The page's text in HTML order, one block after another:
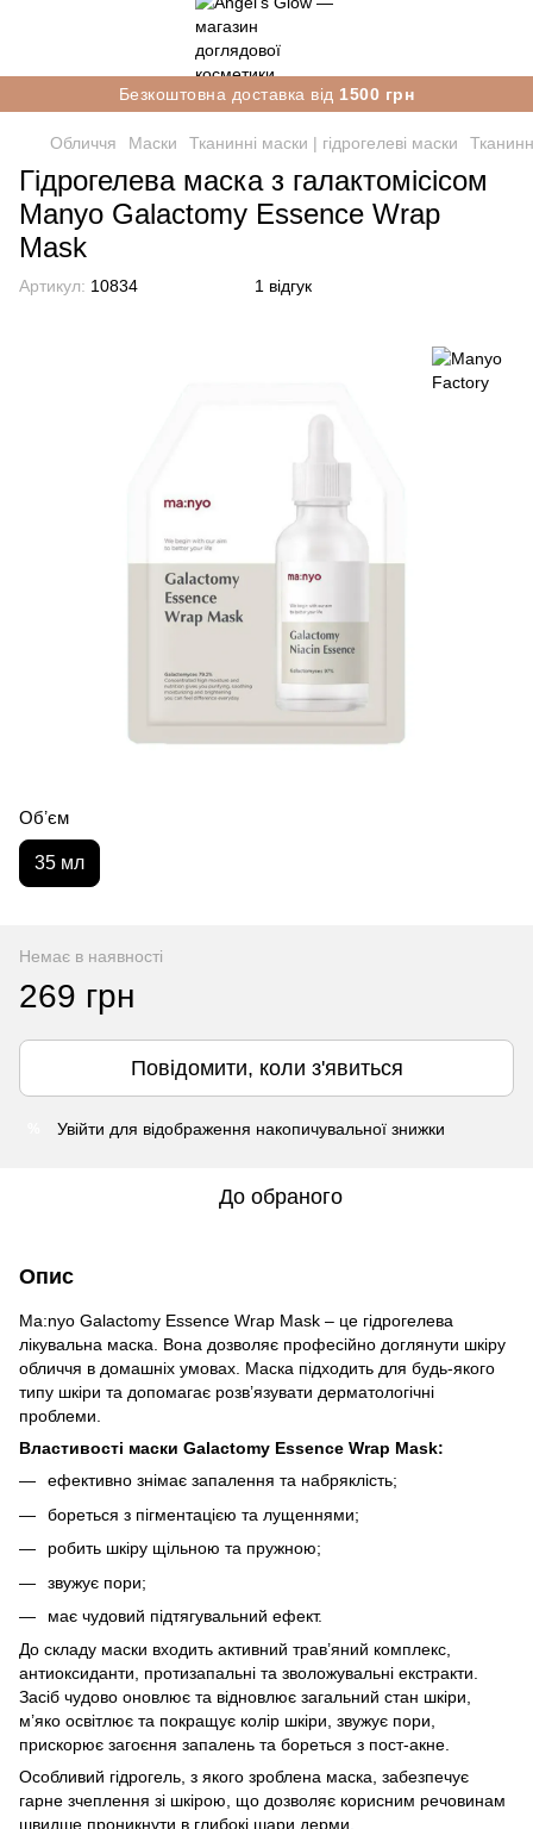
Безкоштовна доставка від 1500 грн
Обличчя Маски Тканинні маски | гідрогелеві маски
Гідрогелева маска з галактомісісом
Manyo Galactomy Essence Wrap
Mask
Артикул: 10834 1 відгук
Обʼєм
35 мл
Немає в наявності
269 грн
Повідомити, коли з'явиться
Увійти для відображення накопичувальної знижки
До обраного
Опис
Ma:nyo Galactomy Essence Wrap Mask – це гідрогелева
лікувальна маска. Вона дозволяє професійно доглянути шкіру
обличчя в домашніх умовах. Маска підходить для будь-якого
типу шкіри та допомагає розв’язувати дерматологічні
проблеми.
Властивості маски Galactomy Essence Wrap Mask:
ефективно знімає запалення та набряклість;
бореться з пігментацією та лущеннями;
робить шкіру щільною та пружною;
звужує пори;
має чудовий підтягувальний ефект.
До складу маски входить активний трав’яний комплекс,
антиоксиданти, протизапальні та зволожувальні екстракти.
Засіб чудово оновлює та відновлює загальний стан шкіри,
м’яко освітлює та покращує колір шкіри, звужує пори,
прискорює загоєння запалень та бореться з пост-акне.
Особливий гідрогель, з якого зроблена маска, забезпечує
гарне зчеплення зі шкірою, що дозволяє корисним речовинам
швидше проникнути в глибокі шари дерми.